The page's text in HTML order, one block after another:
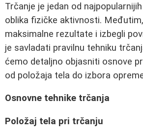
Trčanje je jedan od
oblika fizičke aktivnosti.
maksimalne rezultate i izbegli
je savladati pravilnu tehniku
ćemo detaljno objasniti osnove
od položaja tela do izbora
Osnovne tehnike trčanja
Položaj tela pri trčanju